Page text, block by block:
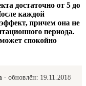
достаточно от 5 до
каждой
причем она не
периода.
спокойно
· обновлён: 19.11.2018